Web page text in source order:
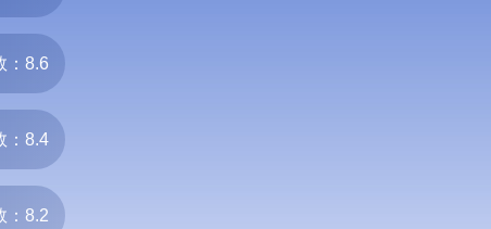
：8.6
：8.4
：8.2